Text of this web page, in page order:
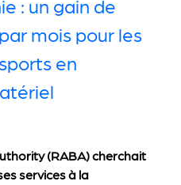
: un gain de
mois pour les
en
(RABA) cherchait
services à la